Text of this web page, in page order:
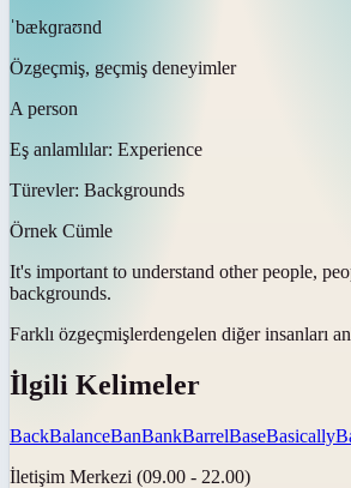
ˈbækɡraʊnd
Özgeçmiş, geçmiş deneyimler
A person
Eş anlamlılar: Experience
Türevler: Backgrounds
Örnek Cümle
It's important to understand other people,
backgrounds.
Farklı özgeçmişlerdengelen diğer insanları
İlgili Kelimeler
BackBalanceBanBankBarrelBaseBasically
İletişim Merkezi (09.00 - 22.00)